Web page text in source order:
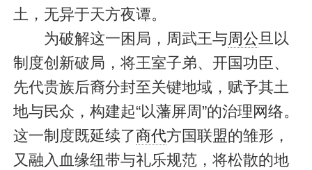
土，无异于天方夜谭。
为破解这一困局，周武王与周公旦以
制度创新破局，将王室子弟、开国功臣、
先代贵族后裔分封至关键地域，赋予其土
地与民众，构建起“以藩屏周”的治理网络。
这一制度既延续了商代方国联盟的雏形，
又融入血缘纽带与礼乐规范，将松散的地